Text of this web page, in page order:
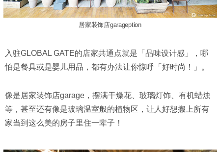
居家装饰店garageption
入驻GLOBAL GATE的店家共通点就是「品味设计感」，哪
怕是餐具或是婴儿用品，都有办法让你惊呼「好时尚！」。
像是居家装饰店garage，摆满干燥花、玻璃灯饰、有机蜡烛
等，甚至还有像是玻璃温室般的植物区，让人好想搬上所有
家当到这么美的房子里住一辈子！